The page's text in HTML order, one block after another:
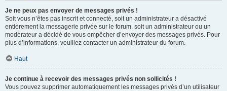
Je ne peux pas envoyer de messages privés !
Soit vous n’êtes pas inscrit et connecté, soit un administrateur a désactivé
entièrement la messagerie privée sur le forum, soit un administrateur ou un
modérateur a décidé de vous empêcher d’envoyer des messages privés. Pour
plus d’informations, veuillez contacter un administrateur du forum.
Haut
Je continue à recevoir des messages privés non sollicités !
Vous pouvez supprimer automatiquement les messages privés d’un utilisateur